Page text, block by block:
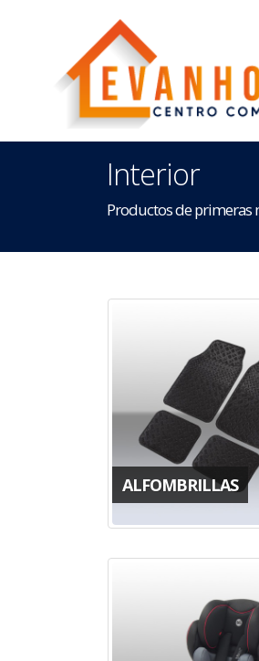
Interior
Productos de primeras
ALFOMBRILLAS